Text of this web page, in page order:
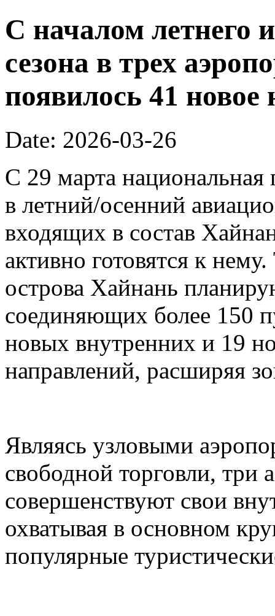
С началом летнего
сезона в трех
появилось 41 новое
Date: 2026-03-26
С 29 марта национальная
в летний/осенний
входящих в состав
активно готовятся к
острова Хайнань
соединяющих более 150
новых внутренних и 19
направлений, расширяя
Являясь узловыми
свободной торговли, три
совершенствуют свои
охватывая в основном
популярные